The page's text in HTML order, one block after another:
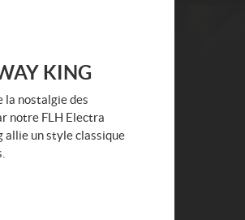
KING
la nostalgie des
notre FLH Electra
allie un style classique